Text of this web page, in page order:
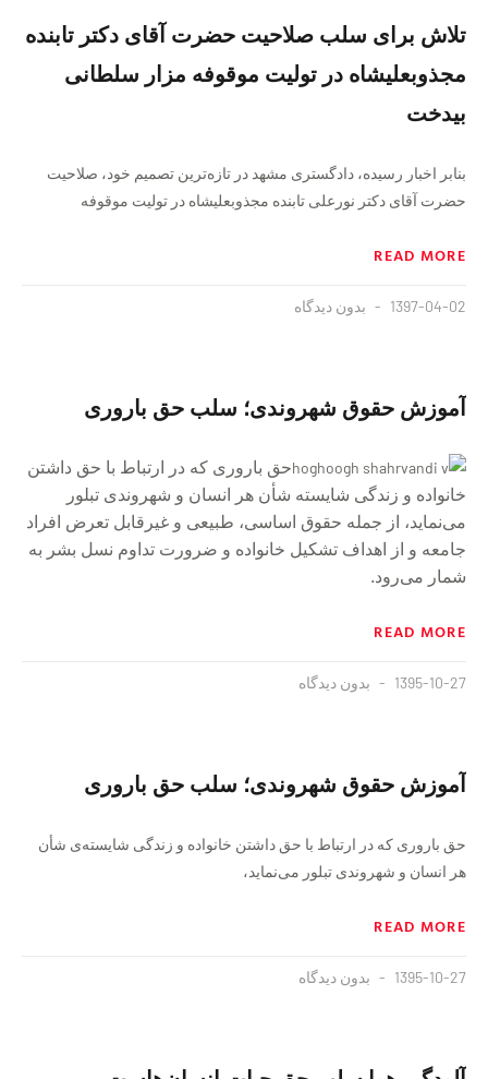
تلاش برای سلب صلاحیت حضرت آقای دکتر تابنده
مجذوبعلیشاه در تولیت موقوفه مزار سلطانی
بیدخت
بنابر اخبار رسیده، دادگستری مشهد در تازه‌ترین تصمیم خود، صلاحیت
حضرت آقای دکتر نورعلی تابنده مجذوبعلیشاه در تولیت موقوفه
READ MORE
1397-04-02 بدون دیدگاه
آموزش حقوق شهروندی؛ سلب حق بارورى
حق بارورى که در ارتباط با حق داشتن
خانواده و زندگی شایسته شأن هر انسان و شهروندی تبلور
می‌نماید، از جمله حقوق اساسى، طبيعى و غيرقابل تعرض افراد
جامعه و از اهداف تشكيل خانواده و ضرورت تداوم نسل بشر به
شمار مى‌رود.
READ MORE
1395-10-27 بدون دیدگاه
آموزش حقوق شهروندی؛ سلب حق بارورى
حق بارورى که در ارتباط با حق داشتن خانواده و زندگی شایسته‌ی شأن
هر انسان و شهروندی تبلور می‌نماید،
READ MORE
1395-10-27 بدون دیدگاه